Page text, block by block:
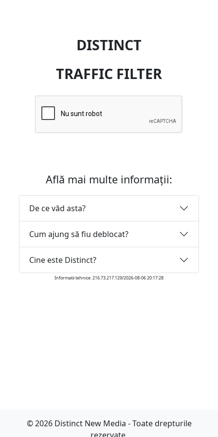
DISTINCT
TRAFFIC FILTER
Află mai multe informații:
De ce văd asta?
Cum ajung să fiu deblocat?
Cine este Distinct?
Informatii tehnice: 216.73.217.129/2026-08-06 20:17:28
© 2026 Distinct New Media - Toate drepturile